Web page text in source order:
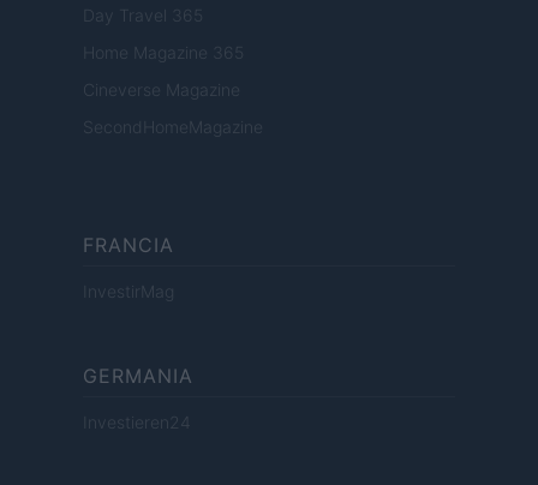
Day Travel 365
Home Magazine 365
Cineverse Magazine
SecondHomeMagazine
FRANCIA
InvestirMag
GERMANIA
Investieren24